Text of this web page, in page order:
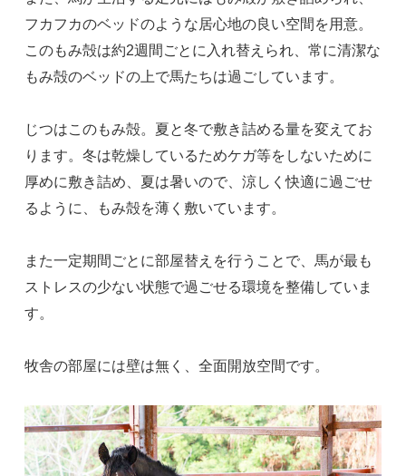
フカフカのベッドのような居心地の良い空間を用意。
このもみ殻は約2週間ごとに入れ替えられ、常に清潔な
もみ殻のベッドの上で馬たちは過ごしています。
じつはこのもみ殻。夏と冬で敷き詰める量を変えてお
ります。冬は乾燥しているためケガ等をしないために
厚めに敷き詰め、夏は暑いので、涼しく快適に過ごせ
るように、もみ殻を薄く敷いています。
また一定期間ごとに部屋替えを行うことで、馬が最も
ストレスの少ない状態で過ごせる環境を整備していま
す。
牧舎の部屋には壁は無く、全面開放空間です。